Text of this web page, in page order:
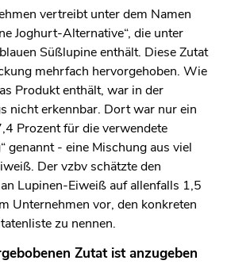
können Sie direkt auf einen
vertreibt unter dem Namen
Joghurt-Alternative“, die unter
Süßlupine enthält. Diese Zutat
mehrfach hervorgehoben. Wie
Produkt enthält, war in der
nicht erkennbar. Dort war nur ein
Prozent für die verwendete
genannt - eine Mischung aus viel
Der vzbv schätzte den
Lupinen-Eiweiß auf allenfalls 1,5
Unternehmen vor, den konkreten
zu nennen.
Zutat ist anzugeben